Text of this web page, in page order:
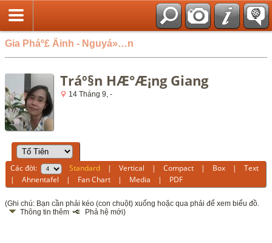
Gia Pháº£ Äinh - Nguyá»…n
Tráº§n HÆ°Æ¡ng Giang
14 Tháng 9, -
Các đời: Standard |Vertical |Compact | Box |Text
|Ahnentafel | Fan Chart | Media | PDF
(Ghi chú: Bạn cần phải kéo (con chuột) xuống hoặc qua phải để xem biểu đồ.
Thông tin thêm
Phả hệ mới)